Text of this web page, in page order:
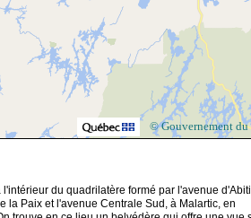
© Gouvernement du
du quadrilatère formé par l'avenue
la Paix et l'avenue Centrale Sud, à Malartic, en